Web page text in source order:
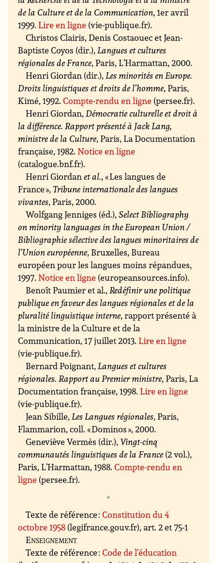
de la Culture et de la Communication, 1er avril
1999.Lire en ligne (vie-publique.fr).
Christos Clairis, Denis Costaouec et Jean-
Baptiste Coyos (dir.), Langues et cultures
régionales de France, Paris, L’Harmattan, 2000.
Henri Giordan (dir.), Les minorités en Europe.
Droits linguistiques et droits de l’homme, Paris,
Kimé, 1992.Compte-rendu en ligne (persee.fr).
Henri Giordan, Démocratie culturelle et droit à
la différence. Rapport présenté à Jack Lang,
ministre de la Culture, Paris, La Documentation
française, 1982.Notice en ligne
(catalogue.bnf.fr).
Henri Giordanet al., « Les langues de
France », Tribune internationale des langues
vivantes, Paris, 2000.
Wolfgang Jenniges (éd.),Select Bibliography
on minority languages in the European Union /
Bibliographie sélective des langues minoritaires de
l’Union européenne, Bruxelles, Bureau
européen pour les langues moins répandues,
1997.Notice en ligne (europeansources.info).
Benoît Paumier et al., Redéfinir une politique
publique en faveur des langues régionales et de la
pluralité linguistique interne, rapport présenté à
la ministre de la Culture et de la
Communication, 17 juillet 2013.Lire en ligne
(vie-publique.fr).
Bernard Poignant, Langues et cultures
régionales. Rapport au Premier ministre, Paris, La
Documentation française, 1998.Lire en ligne
(vie-publique.fr).
Jean Sibille, Les Langues régionales, Paris,
Flammarion, coll. « Dominos », 2000.
Geneviève Vermès (dir.), Vingt-cinq
communautés linguistiques de la France (2 vol.),
Paris, L’Harmattan, 1988.Compte-rendu en
ligne (persee.fr).
Texte de référence :Constitution du 4
octobre 1958 (legifrance.gouv.fr), art. 2 et 75-1
Enseignement
Texte de référence :Code de l’éducation